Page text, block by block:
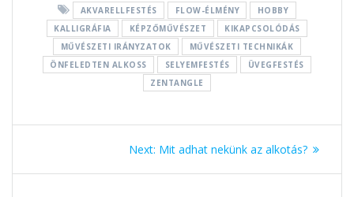
o
k
g
er
g
AKVARELLFESTÉS FLOW-ÉLMÉNY
HOBBY
KALLIGRÁFIA
KÉPZŐMŰVÉSZET
KIKAPCSOLÓDÁS
MŰVÉSZETI IRÁNYZATOK
MŰVÉSZETI TECHNIKÁK
ÖNFELEDTEN ALKOSS
SELYEMFESTÉS
ÜVEGFESTÉS
ZENTANGLE
Bejegyzés
navigáció
Next: Next
Mit adhat nekünk az alkotás?